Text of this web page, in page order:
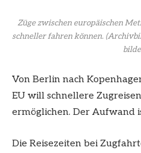
Züge zwischen europäischen
schneller fahren können.
Von Berlin nach
EU will schnellere
ermöglichen. Der Aufwand
Die Reisezeiten bei